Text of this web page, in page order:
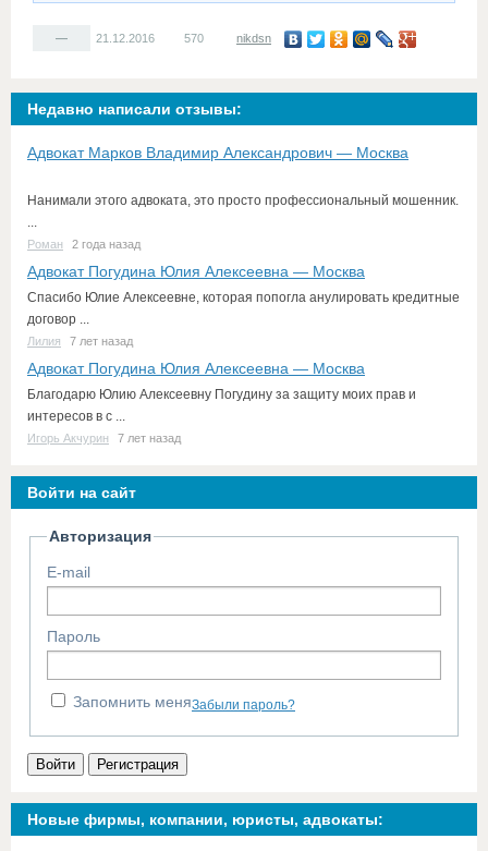
— 21.12.2016 570 nikdsn
Недавно написали отзывы:
Адвокат Марков Владимир Александрович — Москва
Нанимали этого адвоката, это просто профессиональный мошенник.
...
Роман 2 года назад
Адвокат Погудина Юлия Алексеевна — Москва
Спасибо Юлие Алексеевне, которая попогла анулировать кредитные
договор ...
Лилия 7 лет назад
Адвокат Погудина Юлия Алексеевна — Москва
Благодарю Юлию Алексеевну Погудину за защиту моих прав и
интересов в с ...
Игорь Акчурин 7 лет назад
Войти на сайт
Авторизация
E-mail
Пароль
Запомнить меняЗабыли пароль?
Войти Регистрация
Новые фирмы, компании, юристы, адвокаты: